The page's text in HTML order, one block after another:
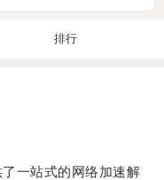
排行
一站式的网络加速解